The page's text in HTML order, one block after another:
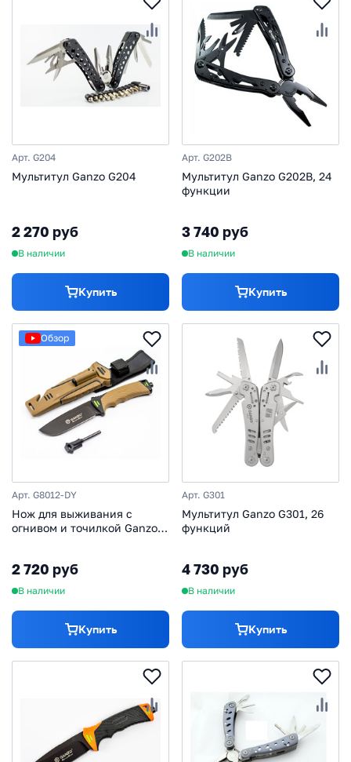
Арт. G204
Мультитул Ganzo G204
2 270 руб
В наличии
Купить
Арт. G202B
Мультитул Ganzo G202B, 24
функции
3 740 руб
В наличии
Купить
Обзор
Арт. G8012-DY
Нож для выживания с
огнивом и точилкой Ganzo
2 720 руб
В наличии
Купить
Арт. G301
Мультитул Ganzo G301, 26
функций
4 730 руб
В наличии
Купить